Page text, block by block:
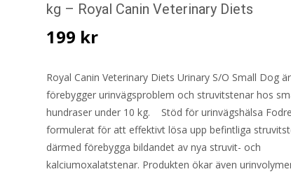
kg – Royal Canin Veterinary Diets
199 kr
Royal Canin Veterinary Diets Urinary S/O Small Dog är
förebygger urinvägsproblem och struvitstenar hos
hundraser under 10 kg. Stöd för urinvägshälsa
formulerat för att effektivt lösa upp befintliga
därmed förebygga bildandet av nya struvit- och
kalciumoxalatstenar. Produkten ökar även